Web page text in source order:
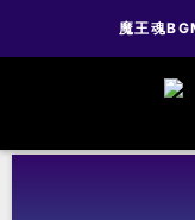
魔
魔王魂